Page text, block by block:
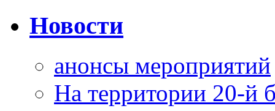
Новости
анонсы мероприятий
На территории 20-й